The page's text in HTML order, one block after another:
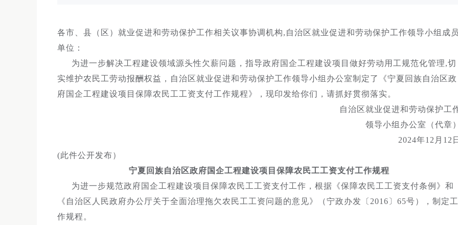
各市、县（区）就业促进和劳动保护工作相关议事协调机构,自治区就业促进和劳动保护工作领导小组成
单位：
为进一步解决工程建设领域源头性欠薪问题，指导政府国企工程建设项目做好劳动用工规范化管理,切
实维护农民工劳动报酬权益，自治区就业促进和劳动保护工作领导小组办公室制定了《宁夏回族自治区政
府国企工程建设项目保障农民工工资支付工作规程》，现印发给你们，请抓好贯彻落实。
自治区就业促进和劳动保护工
领导小组办公室（代章
2024年12月12
(此件公开发布）
宁夏回族自治区政府国企工程建设项目保障农民工工资支付工作规程
为进一步规范政府国企工程建设项目保障农民工工资支付工作，根据《保障农民工工资支付条例》和
《自治区人民政府办公厅关于全面治理拖欠农民工工资问题的意见》（宁政办发〔2016〕65号），制定工
作规程。